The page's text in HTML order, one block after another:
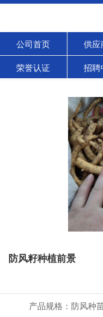
公司首页 供应
荣誉认证 招聘
防风籽种植前景
产品规格： 防风种